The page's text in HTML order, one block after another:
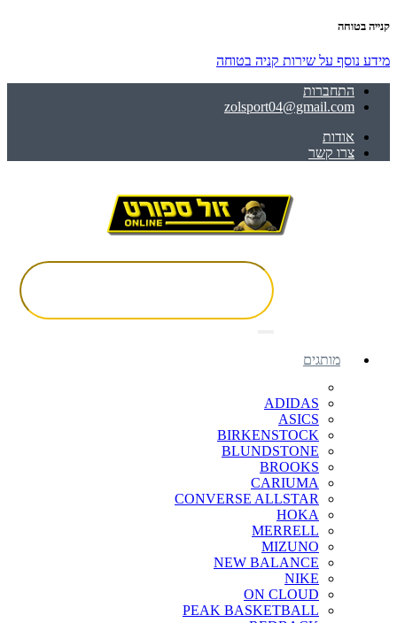
קנייה בטוחה
מידע נוסף על שירות קניה בטוחה
התחברות
zolsport04@gmail.com
אודות
צרו קשר
מותגים
ADIDAS
ASICS
BIRKENSTOCK
BLUNDSTONE
BROOKS
CARIUMA
CONVERSE ALLSTAR
HOKA
MERRELL
MIZUNO
NEW BALANCE
NIKE
ON CLOUD
PEAK BASKETBALL